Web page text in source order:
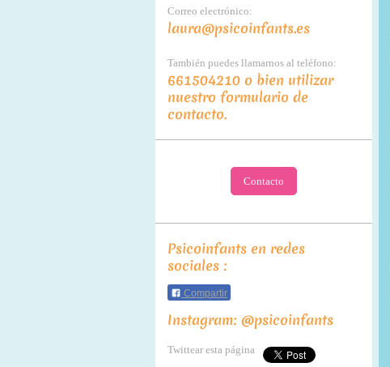
Correo electrónico:
laura@psicoinfants.es
También puedes llamarnos al teléfono:
661504210 o bien utilizar
nuestro formulario de
contacto.
Contacto
Psicoinfants en redes
sociales :
Compartir
Instagram: @psicoinfants
Twittear esta página